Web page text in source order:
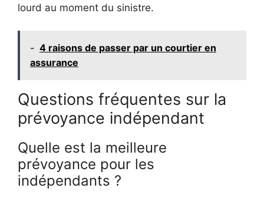
lourd au moment du sinistre.
- 4 raisons de passer par un courtier en
assurance
Questions fréquentes sur la
prévoyance indépendant
Quelle est la meilleure
prévoyance pour les
indépendants ?